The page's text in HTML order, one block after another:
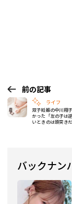
前の記事
ライフ
双子妊娠の中川翔
かった「左の子は
いときのは頭突きだ
バックナン